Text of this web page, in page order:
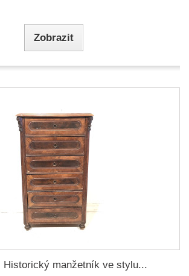
Zobrazit
Historický manžetník ve stylu...